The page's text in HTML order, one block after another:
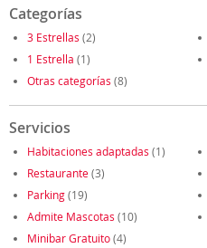
Categorías
3 Estrellas (2)
1 Estrella (1)
Otras categorías (8)
Servicios
Habitaciones adaptadas (1)
Restaurante(3)
Parking(19)
Admite Mascotas (10)
Minibar Gratuito(4)